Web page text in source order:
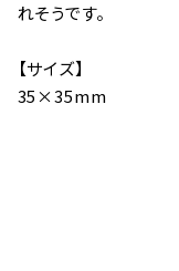
れそうです。
【サイズ】
35×35mm